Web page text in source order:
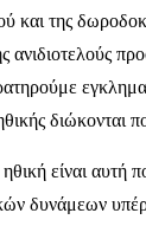
και της
ανιδιοτελούς
διώκονται
είναι αυτή
δυνάμεων